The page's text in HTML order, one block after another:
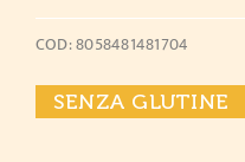
COD: 8058481481704
SENZA GLUTINE